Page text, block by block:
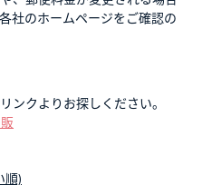
社のホームページをご確認の
ンクよりお探しください。
順)